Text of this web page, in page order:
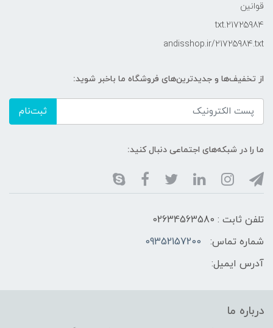
قوانین
21725984.txt
andisshop.ir/21725984.txt
از تخفیف‌ها و جدیدترین‌های فروشگاه ما باخبر شوید:
ثبت‌نام
ما را در شبکه‌های اجتماعی دنبال کنید:
تلفن ثابت : 02634563580
شماره تماس:
09352157200
آدرس ایمیل:
درباره ما